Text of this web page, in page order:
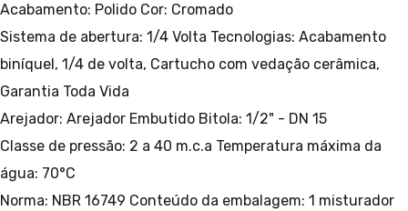
Acabamento: Polido Cor: Cromado
Sistema de abertura: 1/4 Volta Tecnologias: Acabamento
biníquel, 1/4 de volta, Cartucho com vedação cerâmica,
Garantia Toda Vida
Arejador: Arejador Embutido Bitola: 1/2" - DN 15
Classe de pressão: 2 a 40 m.c.a Temperatura máxima da
água: 70°C
Norma: NBR 16749 Conteúdo da embalagem: 1 misturador